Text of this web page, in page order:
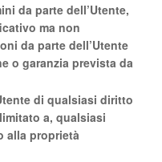
da parte dell’Utente,
ma non
da parte dell’Utente
o garanzia prevista da
di qualsiasi diritto
a, qualsiasi
alla proprietà